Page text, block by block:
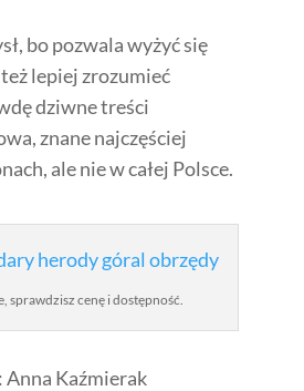
bo pozwala wyżyć się
lepiej zrozumieć
dziwne treści
znane najczęściej
ale nie w całej Polsce.
sprawdzisz cenę i dostępność.
Anna Kaźmierak